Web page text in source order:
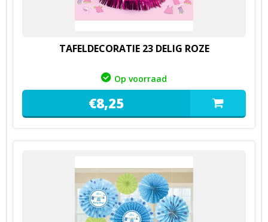
TAFELDECORATIE 23 DELIG ROZE
Op voorraad
€8,25